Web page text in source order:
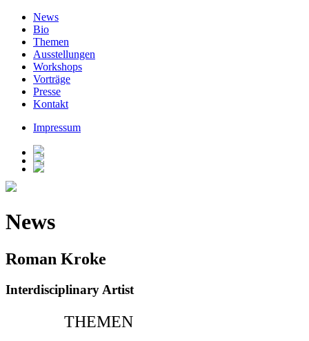
News
Bio
Themen
Ausstellungen
Workshops
Vorträge
Presse
Kontakt
Impressum
News
Roman Kroke
Interdisciplinary Artist
THEMEN